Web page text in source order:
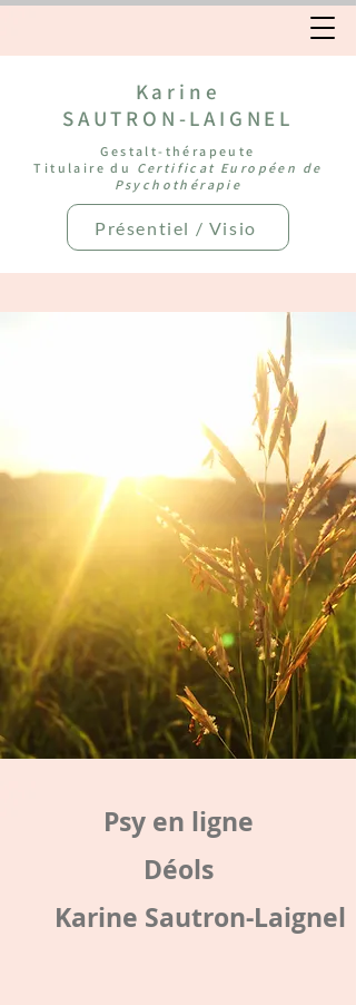
Karine
SAUTRON-LAIGNEL
Gestalt-thérapeute
Titulaire du Certificat Européen de
Psychothérapie
Présentiel / Visio
Psy en ligne
Déols
Karine Sautron-Laignel